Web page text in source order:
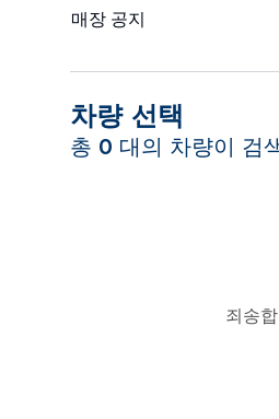
매장 공지
차량 선택
총 0 대의 차량이 검
죄송